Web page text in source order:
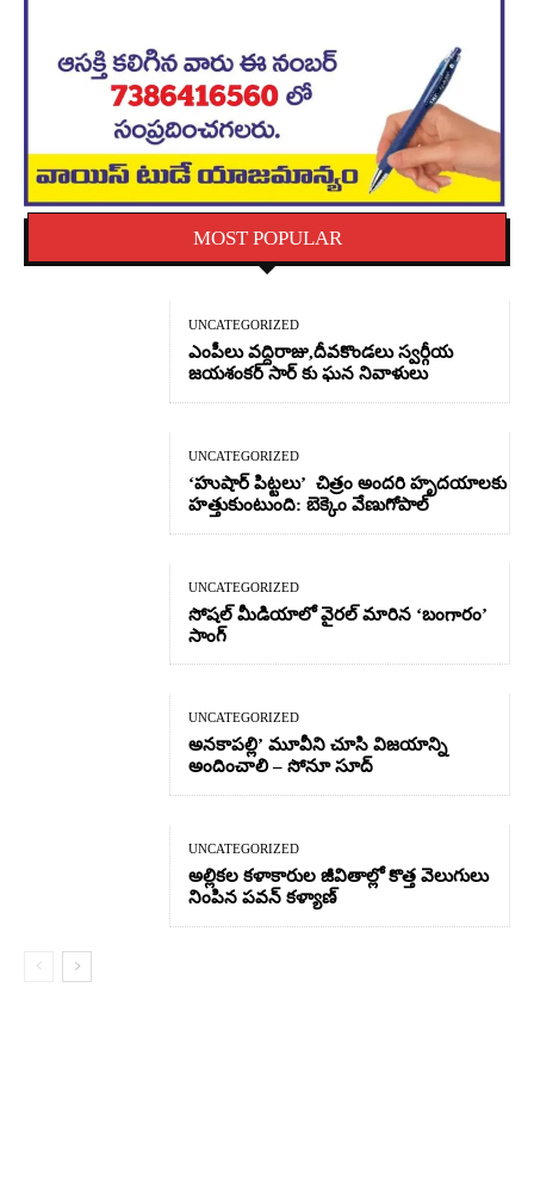
MOST POPULAR
UNCATEGORIZED
ఎంపీలు వద్దిరాజు,దీవకొండలు స్వర్గీయ
జయశంకర్ సార్ కు ఘన నివాళులు
UNCATEGORIZED
‘హుషార్‌ పిట్టలు’ చిత్రం అందరి హృదయాలకు
హత్తుకుంటుంది: బెక్కెం వేణుగోపాల్‌
UNCATEGORIZED
సోషల్ మీడియాలో వైరల్ మారిన ‘బంగారం’
సాంగ్
UNCATEGORIZED
అనకాపల్లి’ మూవీని చూసి విజయాన్ని
అందించాలి – సోనూ సూద్
UNCATEGORIZED
అల్లికల కళాకారుల జీవితాల్లో కొత్త వెలుగులు
నింపిన పవన్ కళ్యాణ్